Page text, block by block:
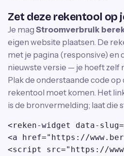
Zet deze rekentool op
Je mag Stroomverbruik
eigen website plaatsen. De
met je pagina (responsive) en
nieuwste versie — je hoeft zelf
Plak de onderstaande code op
rekentool moet komen. Het
is de bronvermelding; laat die
<reken-widget data-
<a href="https://
<script src="https://